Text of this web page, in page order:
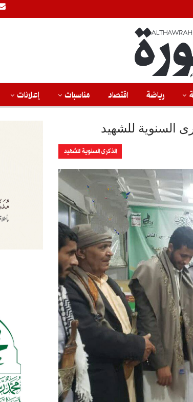
رياضة اقتصاد مناسبات إعلانات
السنوية للشهيد
الذكرى السنوية للشهيد